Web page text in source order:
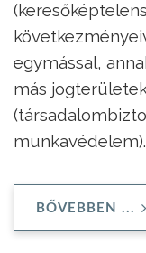
egymással,
más
munkavédelem).
BŐVEBBEN ...